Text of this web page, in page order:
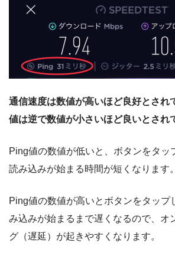
通信速度は数値が高いほど良好とされ
値は逆で数値が小さいほど良いとされ
Ping値の数値が低いと、ボタンをタッ
読み込みが始まる時間が短くなります。
Ping値の数値が高いとボタンをタップ
み込みが始まるまで遅くなるので、オ
グ（遅延）が起きやすくなります。